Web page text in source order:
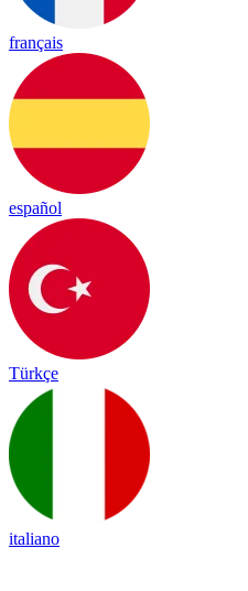
français
español
Türkçe
italiano